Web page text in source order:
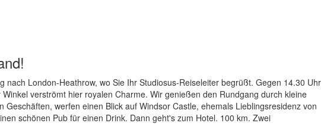
nach London-Heathrow, wo Sie Ihr Studiosus-Reiseleiter begrüßt. Gegen 14.30 Uhr
verströmt hier royalen Charme. Wir genießen den Rundgang durch kleine
werfen einen Blick auf Windsor Castle, ehemals Lieblingsresidenz von
schönen Pub für einen Drink. Dann geht's zum Hotel. 100 km. Zwei